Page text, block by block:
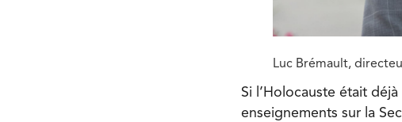
Luc Brémault,
Si l’Holocauste était
enseignements sur la